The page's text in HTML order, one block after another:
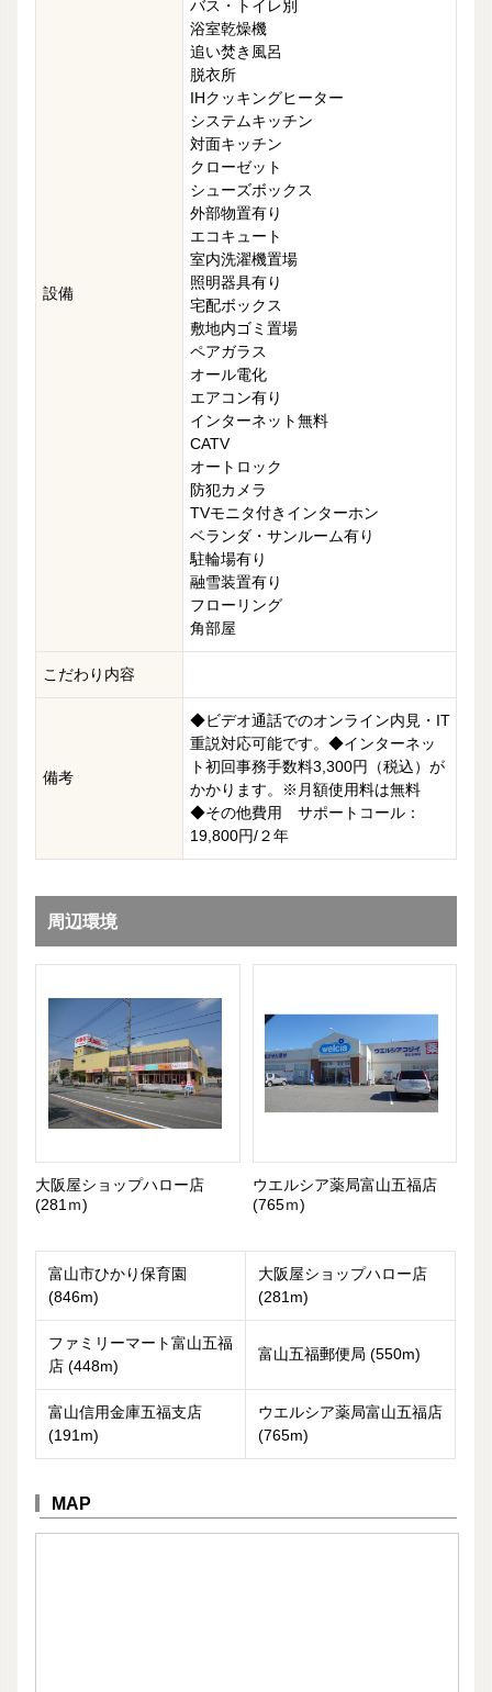
設備
バス・トイレ別
浴室乾燥機
追い焚き風呂
脱衣所
IHクッキングヒーター
システムキッチン
対面キッチン
クローゼット
シューズボックス
外部物置有り
エコキュート
室内洗濯機置場
照明器具有り
宅配ボックス
敷地内ゴミ置場
ペアガラス
オール電化
エアコン有り
インターネット無料
CATV
オートロック
防犯カメラ
TVモニタ付きインターホン
ベランダ・サンルーム有り
駐輪場有り
融雪装置有り
フローリング
角部屋
こだわり内容
備考
◆ビデオ通話でのオンライン内見・IT
重説対応可能です。◆インターネッ
ト初回事務手数料3,300円（税込）が
かかります。※月額使用料は無料
◆その他費用 サポートコール：
19,800円/２年
周辺環境
大阪屋ショップハロー店
(281ｍ)
ウエルシア薬局富山五福店
(765ｍ)
富山市ひかり保育園
(846m)
大阪屋ショップハロー店
(281m)
ファミリーマート富山五福
店 (448m)
富山五福郵便局 (550m)
富山信用金庫五福支店
(191m)
ウエルシア薬局富山五福店
(765m)
MAP